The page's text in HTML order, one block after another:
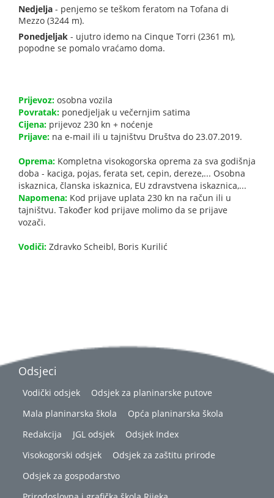
Nedjelja - penjemo se teškom feratom na Tofana di
Mezzo (3244 m).
Ponedjeljak - ujutro idemo na Cinque Torri (2361 m),
popodne se pomalo vraćamo doma.
Prijevoz: osobna vozila
Povratak: ponedjeljak u večernjim satima
Cijena: prijevoz 230 kn + noćenje
Prijave: na e-mail ili u tajništvu Društva do 23.07.2019.
Oprema: Kompletna visokogorska oprema za sva godišnja
doba - kaciga, pojas, ferata set, cepin, dereze,... Osobna
iskaznica, članska iskaznica, EU zdravstvena iskaznica,...
Napomena: Kod prijave uplata 230 kn na račun ili u
tajništvu. Također kod prijave molimo da se prijave
vozači.
Vodiči: Zdravko Scheibl, Boris Kurilić
Odsjeci
Vodički odsjek
Odsjek za planinarske putove
Mala planinarska škola
Opća planinarska škola
Redakcija
JGL odsjek
Odsjek Index
Visokogorski odsjek
Odsjek za zaštitu prirode
Odsjek za gospodarstvo